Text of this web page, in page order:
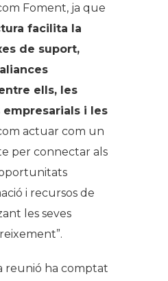
Foment, ja que
facilita la
de suport,
ells, les
i les
actuar com un
per connectar als
i recursos de
les seves
reunió ha comptat